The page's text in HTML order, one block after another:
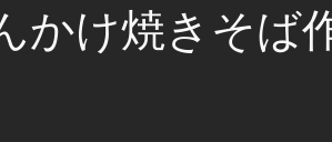
かけ焼きそば